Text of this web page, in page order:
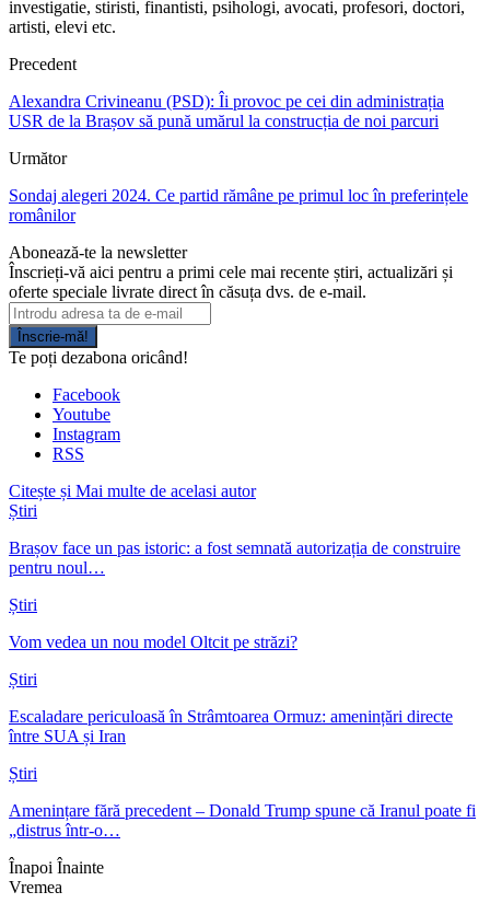
investigatie, stiristi, finantisti, psihologi, avocati, profesori, doctori,
artisti, elevi etc.
Precedent
Alexandra Crivineanu (PSD): Îi provoc pe cei din administrația
USR de la Brașov să pună umărul la construcția de noi parcuri
Următor
Sondaj alegeri 2024. Ce partid rămâne pe primul loc în preferințele
românilor
Abonează-te la newsletter
Înscrieți-vă aici pentru a primi cele mai recente știri, actualizări și
oferte speciale livrate direct în căsuța dvs. de e-mail.
Înscrie-mă!
Te poți dezabona oricând!
Facebook
Youtube
Instagram
RSS
Citește și Mai multe de acelasi autor
Știri
Brașov face un pas istoric: a fost semnată autorizația de construire
pentru noul…
Știri
Vom vedea un nou model Oltcit pe străzi?
Știri
Escaladare periculoasă în Strâmtoarea Ormuz: amenințări directe
între SUA și Iran
Știri
Amenințare fără precedent – Donald Trump spune că Iranul poate fi
„distrus într-o…
Înapoi Înainte
Vremea